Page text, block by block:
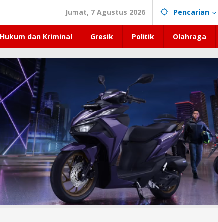
Jumat, 7 Agustus 2026 Pencarian
Hukum dan Kriminal Gresik Politik Olahraga